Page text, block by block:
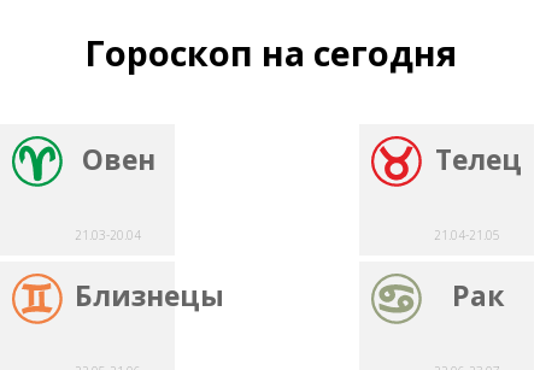
Гороскоп на сегодня
Овен
21.03-20.04
Телец
21.04-21.05
Близнецы Рак